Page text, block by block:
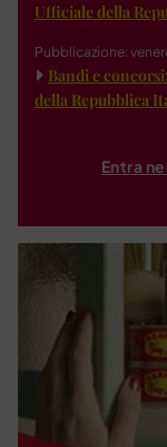
Ufficiale della
Pubblicazione:
Bandi e
della Repubblica
Entra